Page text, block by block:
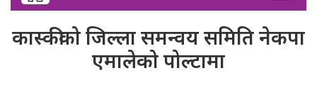
कास्कीको जिल्ला समन्वय समिति नेकपा
एमालेको पोल्टामा